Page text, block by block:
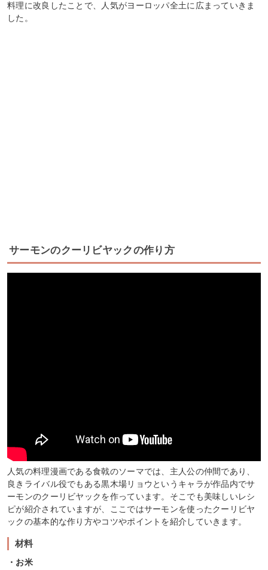
料理に改良したことで、人気がヨーロッパ全土に広まっていきま
した。
サーモンのクーリビヤックの作り方
人気の料理漫画である食戟のソーマでは、主人公の仲間であり、
良きライバル役でもある黒木場リョウというキャラが作品内でサ
ーモンのクーリビヤックを作っています。そこでも美味しいレシ
ピが紹介されていますが、ここではサーモンを使ったクーリビヤ
ックの基本的な作り方やコツやポイントを紹介していきます。
材料
・お米